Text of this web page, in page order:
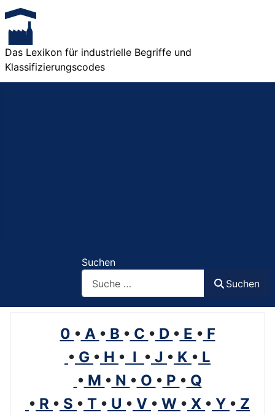
Das Lexikon für industrielle Begriffe und
Klassifizierungscodes
Suchen
Suchen
0 • A • B • C • D • E • F
• G • H • I • J • K • L
• M • N • O • P • Q
• R • S • T • U • V • W • X • Y • Z